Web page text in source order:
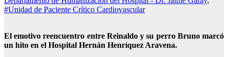
#Unidad de Paciente Crítico Cardiovascular
El emotivo reencuentro entre Reinaldo y su perro Bruno marcó
un hito en el Hospital Hernán Henríquez Aravena.